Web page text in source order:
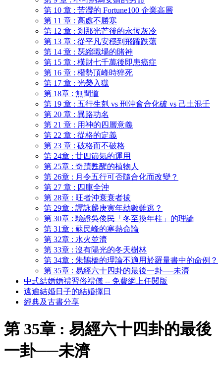
第 10 章 : 苦澀的 Fortune100 企業高層
第 11 章 : 高處不勝寒
第 12 章 : 剎那光芒後的永恆灰冷
第 13 章 : 從平凡安穩到飛躍跌蕩
第 14 章 : 瑟縮職場的賭神
第 15 章 : 橫財七千萬後即患癌症
第 16 章 : 權勢頂峰時猝死
第 17 章 : 光榮入獄
第 18章 : 無間道
第 19 章 : 五行生剋 vs 刑沖會合化破 vs 己土混壬
第 20 章 : 異路功名
第 21 章 : 用神的四層意義
第 22 章 : 從格的定義
第 23 章 : 破格而不破格
第 24章 : 廿四節氣的運用
第 25章 : 奇蹟甦醒的植物人
第 26章 : 月令五行可否隨合化而改變？
第 27 章 : 四庫全沖
第 28章 : 旺者沖衰衰者拔
第 29章 : 譚詠麟庚寅年劫數難逃？
第 30章 : 驗證吳俊民「冬至換年柱」的理論
第 31章 : 蘇民峰的寒熱命論
第 32章 : 水火並濟
第 33章 : 沒有陽光的冬天樹林
第 34章 : 朱鵲橋的理論不適用於羅量書中的命例？
第 35章 : 易經六十四卦的最後一卦──未濟
中式結婚婚禮習俗禮儀 -- 免費網上任閱版
遠逾結婚日子的結婚擇日
經典及古書分享
第 35章 : 易經六十四卦的最後
一卦──未濟